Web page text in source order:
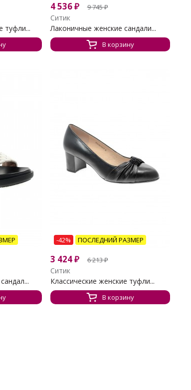
туфли...
4 536₽ 9 745₽
Ситик
Лаконичные женские сандали...
В корзину
-42% ПОСЛЕДНИЙ РАЗМЕР
3 424₽ 6 213₽
Ситик
Классические женские туфли...
В корзину